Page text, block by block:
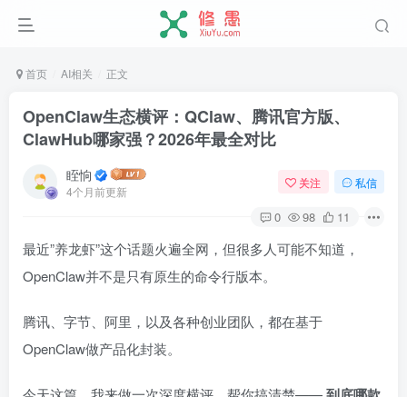
首页 AI相关 正文
OpenClaw生态横评：QClaw、腾讯官方版、
ClawHub哪家强？2026年最全对比
眰恦
4个月前更新
关注 私信
0 98 11
最近”养龙虾”这个话题火遍全网，但很多人可能不知道，
OpenClaw并不是只有原生的命令行版本。
腾讯、字节、阿里，以及各种创业团队，都在基于
OpenClaw做产品化封装。